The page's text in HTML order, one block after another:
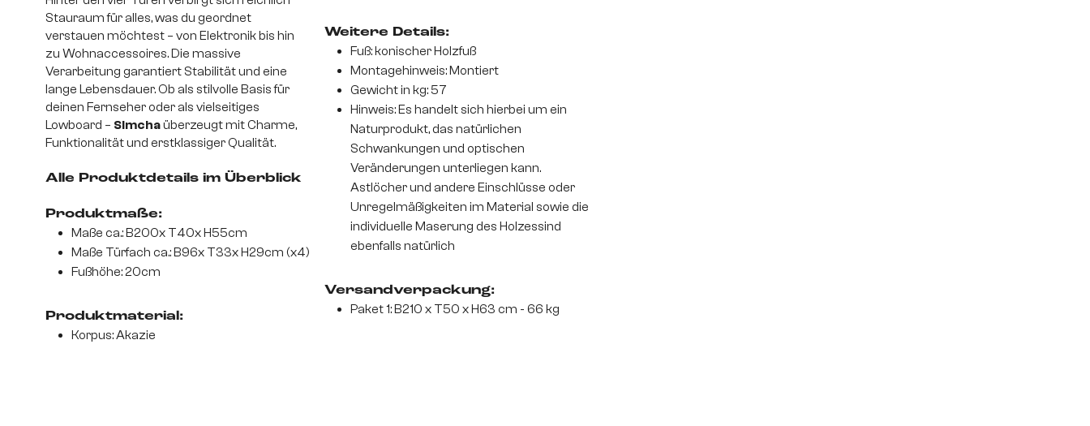
Stauraum für alles, was du geordnet
verstauen möchtest – von Elektronik bis hin
zu Wohnaccessoires. Die massive
Verarbeitung garantiert Stabilität und eine
lange Lebensdauer. Ob als stilvolle Basis für
deinen Fernseher oder als vielseitiges
Lowboard – Simchaüberzeugt mit Charme,
Funktionalität und erstklassiger Qualität.
Alle Produktdetails im Überblick
Produktmaße:
Maße ca.: B200x T40x H55cm
Maße Türfach ca.: B96x T33x H29cm (x4)
Fußhöhe: 20cm
Produktmaterial:
Korpus: Akazie
Weitere Details:
Fuß: konischer Holzfuß
Montagehinweis: Montiert
Gewicht in kg: 57
Hinweis: Es handelt sich hierbei um ein
Naturprodukt, das natürlichen
Schwankungen und optischen
Veränderungen unterliegen kann.
Astlöcher und andere Einschlüsse oder
Unregelmäßigkeiten im Material sowie die
individuelle Maserung des Holzessind
ebenfalls natürlich
Versandverpackung:
Paket 1: B210 x T50 x H63 cm - 66 kg